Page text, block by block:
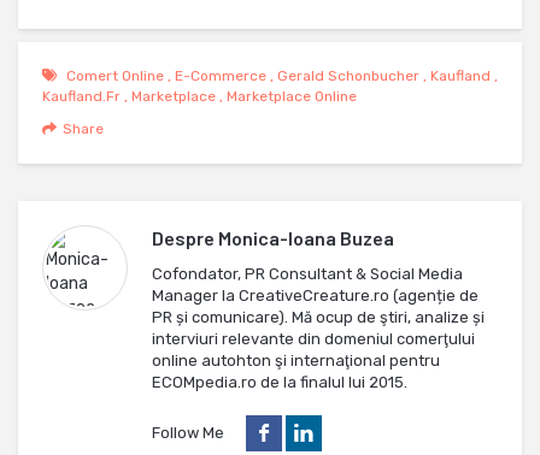
Comert Online , E-Commerce , Gerald Schonbucher , Kaufland ,
Kaufland.fr , Marketplace , Marketplace Online
Share
Despre Monica-Ioana Buzea
Cofondator, PR Consultant & Social Media
Manager la CreativeCreature.ro (agenție de
PR și comunicare). Mă ocup de ştiri, analize și
interviuri relevante din domeniul comerţului
online autohton şi internaţional pentru
ECOMpedia.ro de la finalul lui 2015.
Follow Me